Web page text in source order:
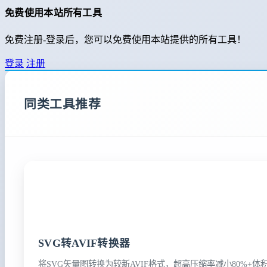
免费使用本站所有工具
免费注册-登录后，您可以免费使用本站提供的所有工具！
登录 注册
同类工具推荐
SVG转AVIF转换器
将SVG矢量图转换为较新AVIF格式，超高压缩率减小80%+体